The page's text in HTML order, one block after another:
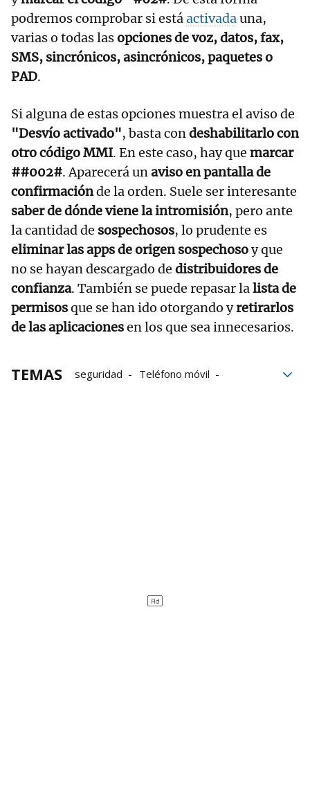
podremos comprobar si estáactivadauna,
varias o todas lasopciones de voz, datos, fax,
SMS, sincrónicos, asincrónicos, paquetes o
PAD.
Si alguna de estas opciones muestra el aviso de
"Desvío activado", basta condeshabilitarlo con
otro código MMI. En este caso, hay que marcar
##002#. Aparecerá unaviso en pantalla de
confirmaciónde la orden. Suele ser interesante
saber de dónde viene la intromisión, pero ante
la cantidad de sospechosos, lo prudente es
eliminar las apps de origen sospechosoy que
no se hayan descargado de distribuidores de
confianza. También se puede repasar lalista de
permisosque se han ido otorgando yretirarlos
de las aplicacionesen los que sea innecesarios.
TEMAS seguridad
Teléfono móvil